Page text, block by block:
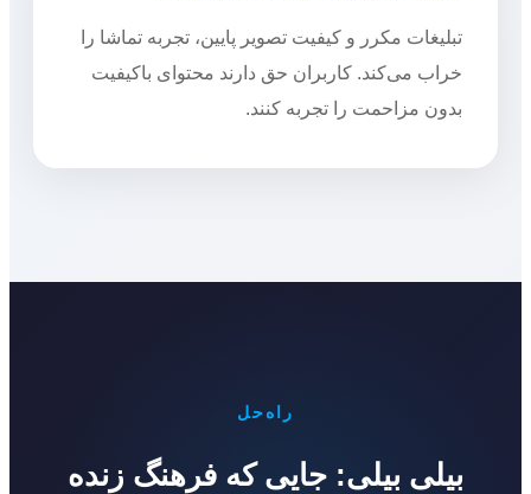
تبلیغات مکرر و کیفیت تصویر پایین، تجربه تماشا را
خراب می‌کند. کاربران حق دارند محتوای باکیفیت
بدون مزاحمت را تجربه کنند.
راه‌حل
بیلی بیلی: جایی که فرهنگ زنده